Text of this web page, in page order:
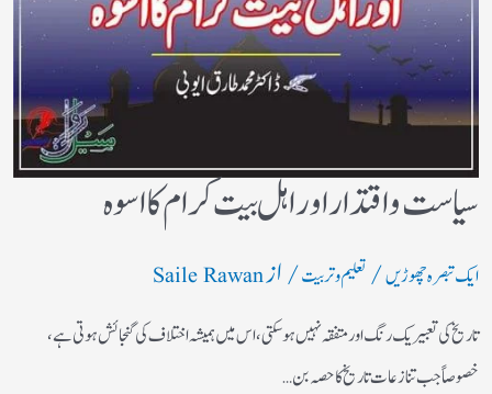
سیاست واقتدار اور اہل بیت کرام کا اسوہ
ایک تبصرہ چھوڑیں/ تعلیم و تربیت/ ازSaile Rawan
تاریخ کی تعبیر یک رنگ اور متفقہ نہیں ہو سکتی، اس میں ہمیشہ اختلاف کی گنجائش ہوتی ہے،
خصوصاً‌ جب تنازعات تاریخ کا حصہ بن…